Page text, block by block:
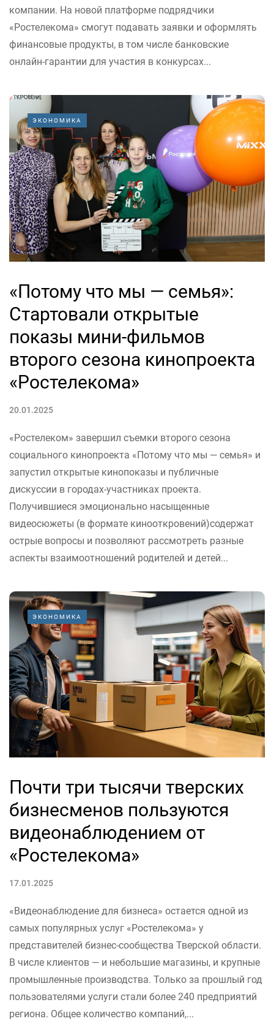
компании. На новой платформе подрядчики
«Ростелекома» смогут подавать заявки и оформлять
финансовые продукты, в том числе банковские
онлайн-гарантии для участия в конкурсах...
ЭКОНОМИКА
«Потому что мы — семья»:
Стартовали открытые
показы мини-фильмов
второго сезона кинопроекта
«Ростелекома»
20.01.2025
«Ростелеком» завершил съемки второго сезона
социального кинопроекта «Потому что мы — семья» и
запустил открытые кинопоказы и публичные
дискуссии в городах-участниках проекта.
Получившиеся эмоционально насыщенные
видеосюжеты (в формате кинооткровений)содержат
острые вопросы и позволяют рассмотреть разные
аспекты взаимоотношений родителей и детей...
ЭКОНОМИКА
Почти три тысячи тверских
бизнесменов пользуются
видеонаблюдением от
«Ростелекома»
17.01.2025
«Видеонаблюдение для бизнеса» остается одной из
самых популярных услуг «Ростелекома» у
представителей бизнес-сообщества Тверской области.
В числе клиентов — и небольшие магазины, и крупные
промышленные производства. Только за прошлый год
пользователями услуги стали более 240 предприятий
региона. Общее количество компаний,...